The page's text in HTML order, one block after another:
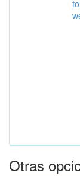
Otras